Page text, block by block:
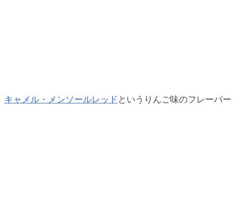
キャメル・メンソールレッド というりんご味のフレーバー